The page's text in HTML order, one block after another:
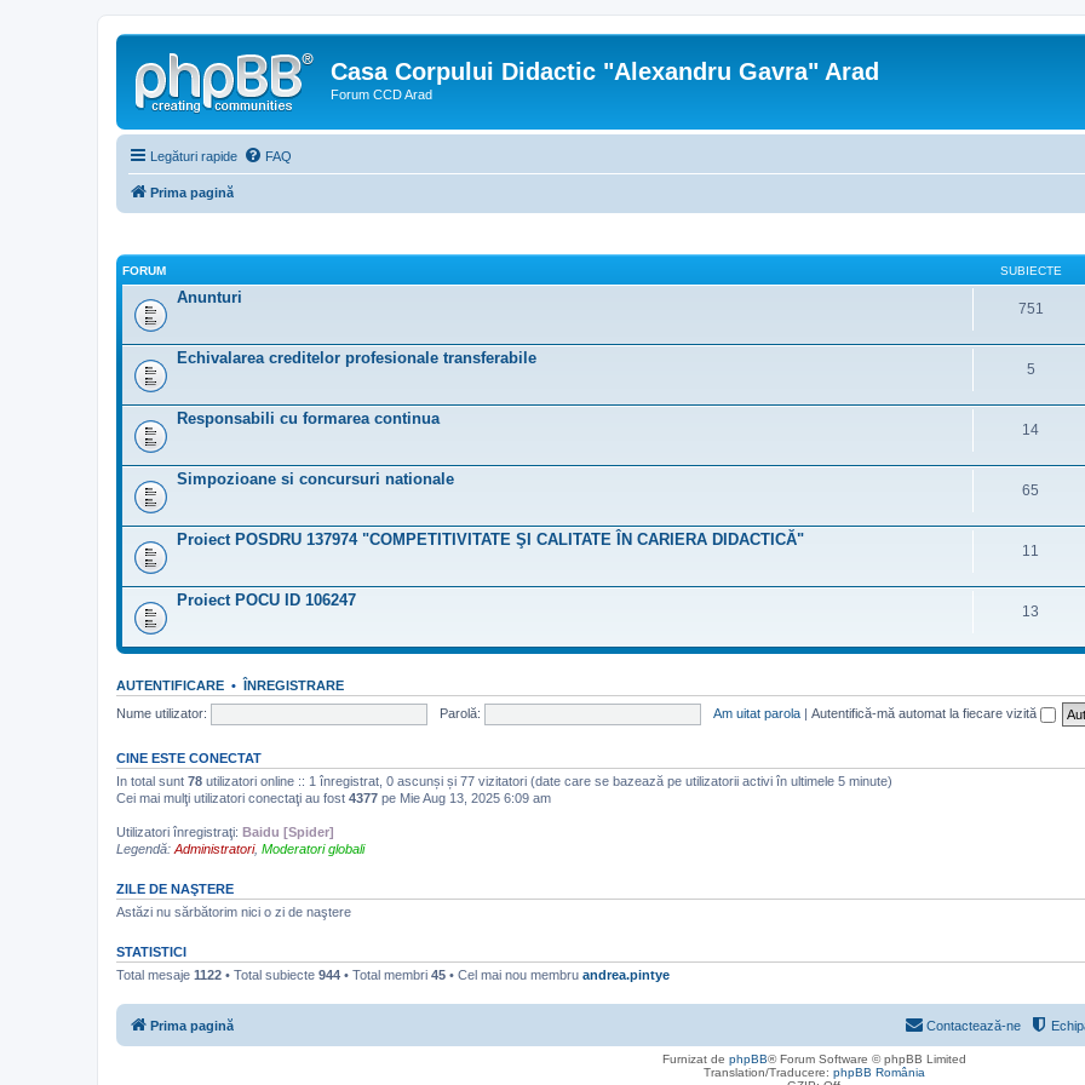
Casa Corpului Didactic "Alexandru Gavra" Arad
Forum CCD Arad
Legături rapide FAQ
Prima pagină
FORUM SUBIECTE
Anunturi
751
Echivalarea creditelor profesionale transferabile
5
Responsabili cu formarea continua
14
Simpozioane si concursuri nationale
65
Proiect POSDRU 137974 "COMPETITIVITATE ŞI CALITATE ÎN CARIERA DIDACTICĂ"
11
Proiect POCU ID 106247
13
AUTENTIFICARE • ÎNREGISTRARE
Nume utilizator:
Parolă: Am uitat parola | Autentifică-mă automat la fiecare vizită
CINE ESTE CONECTAT
In total sunt 78 utilizatori online :: 1 înregistrat, 0 ascunși și 77 vizitatori (date care se bazează pe utilizatorii activi în ultimele 5 minute)
Cei mai mulţi utilizatori conectaţi au fost 4377 pe Mie Aug 13, 2025 6:09 am
Utilizatori înregistraţi: Baidu [Spider]
Legendă: Administratori, Moderatori globali
ZILE DE NAŞTERE
Astăzi nu sărbătorim nici o zi de naştere
STATISTICI
Total mesaje 1122 • Total subiecte 944 • Total membri 45 • Cel mai nou membru andrea.pintye
Prima pagină Contactează-ne
Furnizat de phpBB® Forum Software © phpBB Limited
Translation/Traducere: phpBB România